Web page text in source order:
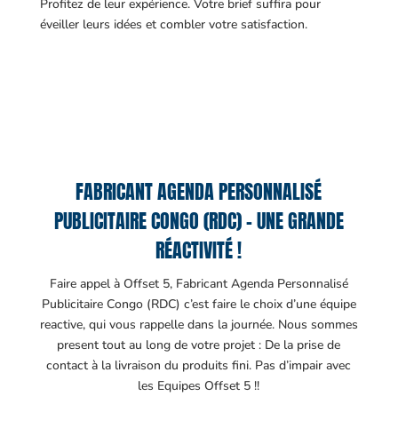
Profitez de leur expérience. Votre brief suffira pour
éveiller leurs idées et combler votre satisfaction.
FABRICANT AGENDA PERSONNALISÉ
PUBLICITAIRE CONGO (RDC) – UNE GRANDE
RÉACTIVITÉ !
Faire appel à Offset 5, Fabricant Agenda Personnalisé
Publicitaire Congo (RDC) c’est faire le choix d’une équipe
reactive, qui vous rappelle dans la journée. Nous sommes
present tout au long de votre projet : De la prise de
contact à la livraison du produits fini. Pas d’impair avec
les Equipes Offset 5 !!